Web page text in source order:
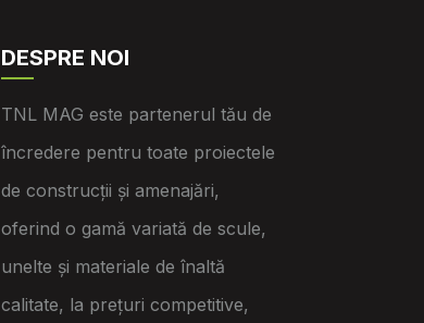
DESPRE NOI
TNL MAG este partenerul tău de
încredere pentru toate proiectele
de construcții și amenajări,
oferind o gamă variată de scule,
unelte și materiale de înaltă
calitate, la prețuri competitive,